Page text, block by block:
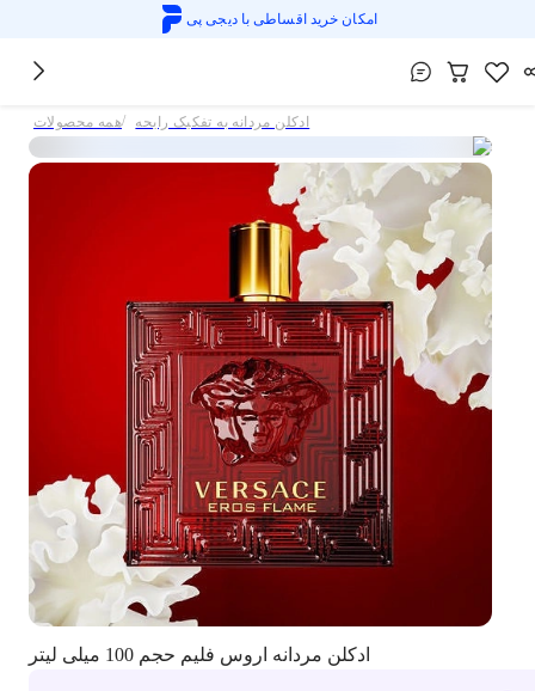
امکان خرید اقساطی بادیجی پی
همه محصولات/ ادکلن مردانه به تفکیک رایحه
ادکلن مردانه اروس فلیم حجم 100 میلی لیتر